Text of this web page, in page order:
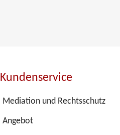
Kundenservice
Mediation und Rechtsschutz
Angebot